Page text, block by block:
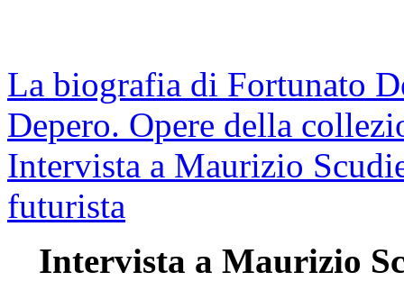
La biografia di Fortunato
Depero. Opere della
Intervista a Maurizio
futurista
Intervista a Maurizio